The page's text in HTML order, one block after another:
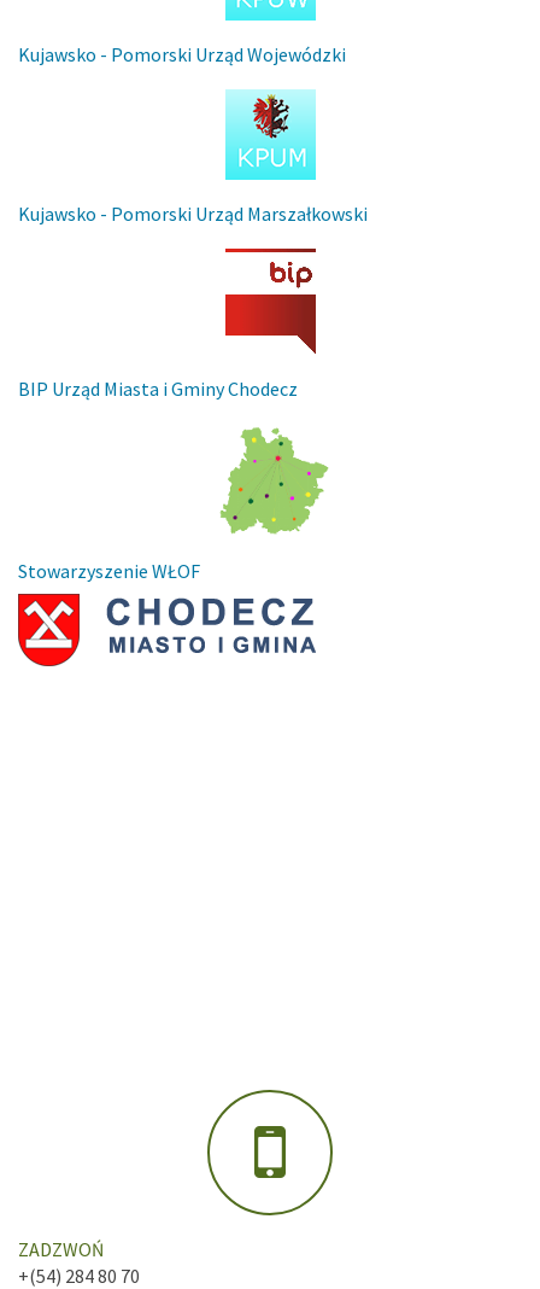
Kujawsko - Pomorski Urząd Wojewódzki
Kujawsko - Pomorski Urząd Marszałkowski
BIP Urząd Miasta i Gminy Chodecz
Stowarzyszenie WŁOF
ZADZWOŃ
+(54) 284 80 70